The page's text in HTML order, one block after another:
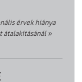
érvek hiánya
átalakításánál»